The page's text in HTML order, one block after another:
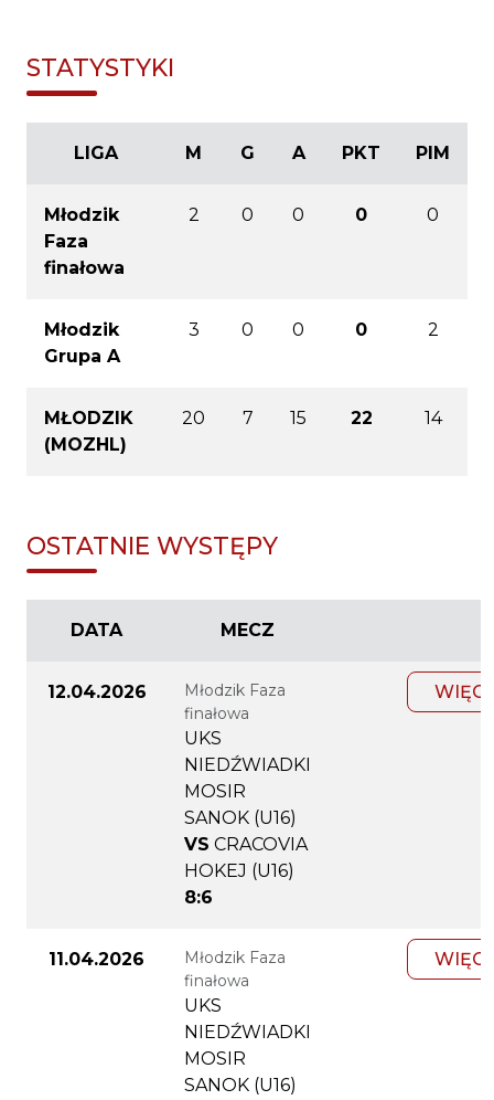
STATYSTYKI
LIGA M G A PKT PIM
Młodzik
Faza
finałowa
2 0 0 0 0
Młodzik
Grupa A
3 0 0 0 2
MŁODZIK
(MOZHL)
20 7 15 22 14
OSTATNIE WYSTĘPY
DATA MECZ
12.04.2026
Młodzik Faza
finałowa
UKS
NIEDŹWIADKI
MOSIR
SANOK (U16)
VS CRACOVIA
HOKEJ (U16)
8:6
11.04.2026
Młodzik Faza
finałowa
UKS
NIEDŹWIADKI
MOSIR
SANOK (U16)